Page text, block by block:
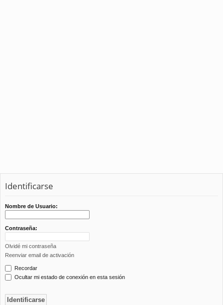
Identificarse
Nombre de Usuario:
Contraseña:
Olvidé mi contraseña
Reenviar email de activación
Recordar
Ocultar mi estado de conexión en esta sesión